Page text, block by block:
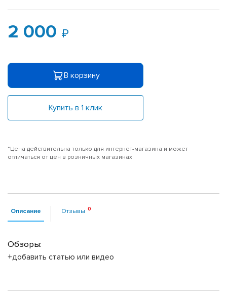
2 000
В корзину
Купить в 1 клик
*Цена действительна только для интернет-магазина и может
отличаться от цен в розничных магазинах
Описание Отзывы
Обзоры:
+добавить статью или видео